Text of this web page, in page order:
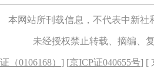
本网站所刊载信息，不代表中新
未经授权禁止转载、摘编、
（0106168） ] [京ICP证040655号] [